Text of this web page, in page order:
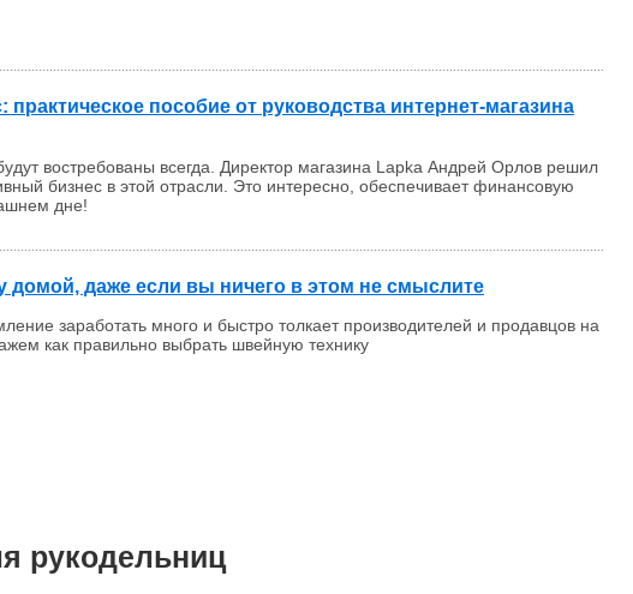
пособие от руководства интернет-магазина
востребованы всегда. Директор магазина Lapka Андрей Орлов решил
бизнес в этой отрасли. Это интересно, обеспечивает финансовую
дне!
даже если вы ничего в этом не смыслите
заработать много и быстро толкает производителей и продавцов на
как правильно выбрать швейную технику
рукодельниц